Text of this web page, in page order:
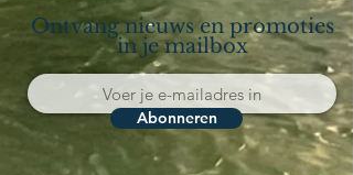
Ontvang nieuws en promoties
in je mailbox
Abonneren